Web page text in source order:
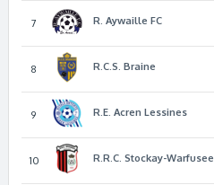
7 R. Aywaille FC
8 R.C.S. Braine
9 R.E. Acren Lessines
10 R.R.C. Stockay-Warfusee